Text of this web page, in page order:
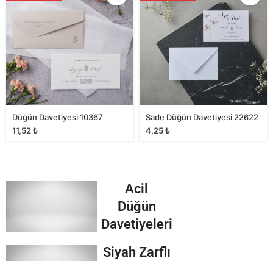
Düğün Davetiyesi 10367
11,52₺
Sade Düğün Davetiyesi 22622
4,25₺
Acil
Düğün
Davetiyeleri
Siyah Zarflı